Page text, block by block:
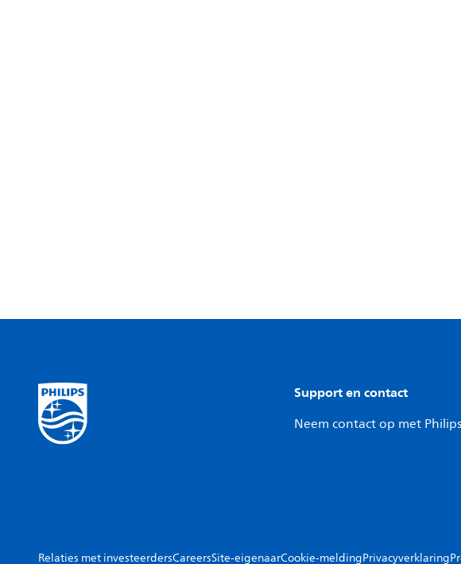
Support en contact
Neem contact op met Philips
Relaties met investeerdersCareersSite-eigenaarCookie-meldingPrivacyverklaring